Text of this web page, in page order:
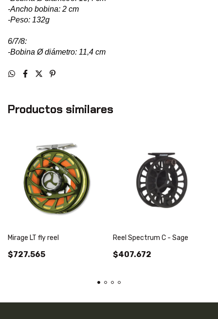
-Ancho bobina: 2 cm
-Peso: 132g
6/7/8:
-Bobina Ø diámetro: 11,4 cm
Productos similares
Mirage LT fly reel
$727.565
Reel Spectrum C - Sage
$407.672